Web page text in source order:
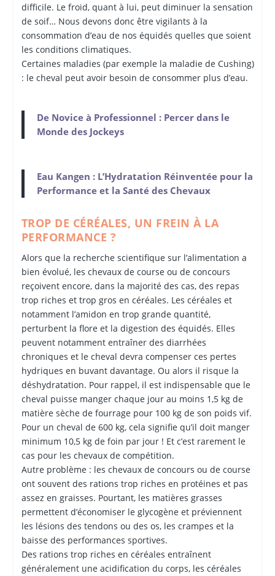
difficile. Le froid, quant à lui, peut diminuer la sensation
de soif… Nous devons donc être vigilants à la
consommation d’eau de nos équidés quelles que soient
les conditions climatiques.
Certaines maladies (par exemple la maladie de Cushing)
: le cheval peut avoir besoin de consommer plus d’eau.
De Novice à Professionnel : Percer dans le
Monde des Jockeys
Eau Kangen : L’Hydratation Réinventée pour la
Performance et la Santé des Chevaux
TROP DE CÉRÉALES, UN FREIN À LA
PERFORMANCE ?
Alors que la recherche scientifique sur l’alimentation a
bien évolué, les chevaux de course ou de concours
reçoivent encore, dans la majorité des cas, des repas
trop riches et trop gros en céréales. Les céréales et
notamment l’amidon en trop grande quantité,
perturbent la flore et la digestion des équidés. Elles
peuvent notamment entraîner des diarrhées
chroniques et le cheval devra compenser ces pertes
hydriques en buvant davantage. Ou alors il risque la
déshydratation. Pour rappel, il est indispensable que le
cheval puisse manger chaque jour au moins 1,5 kg de
matière sèche de fourrage pour 100 kg de son poids vif.
Pour un cheval de 600 kg, cela signifie qu’il doit manger
minimum 10,5 kg de foin par jour ! Et c’est rarement le
cas pour les chevaux de compétition.
Autre problème : les chevaux de concours ou de course
ont souvent des rations trop riches en protéines et pas
assez en graisses. Pourtant, les matières grasses
permettent d’économiser le glycogène et préviennent
les lésions des tendons ou des os, les crampes et la
baisse des performances sportives.
Des rations trop riches en céréales entraînent
généralement une acidification du corps, les céréales